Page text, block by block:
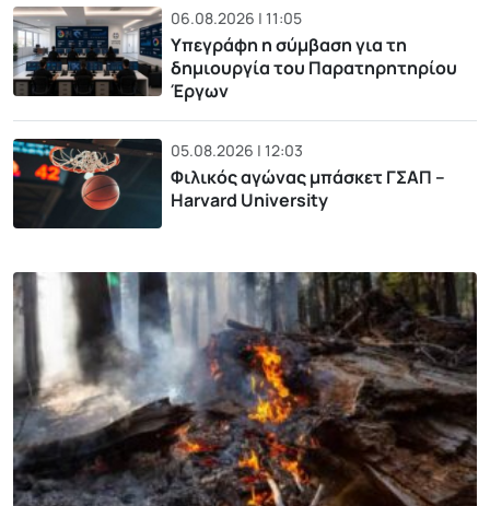
06.08.2026 | 11:05
Υπεγράφη η σύμβαση για τη
δημιουργία του Παρατηρητηρίου
Έργων
05.08.2026 | 12:03
Φιλικός αγώνας μπάσκετ ΓΣΑΠ –
Harvard University